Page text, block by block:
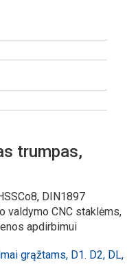
trumpas,
DIN1897
valdymo CNC staklėms,
apdirbimui
grąžtams, D1. D2, DL,